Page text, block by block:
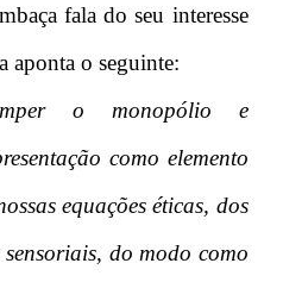
fala do seu interesse
aponta o seguinte:
o monopólio e
como elemento
equações éticas, dos
do modo como